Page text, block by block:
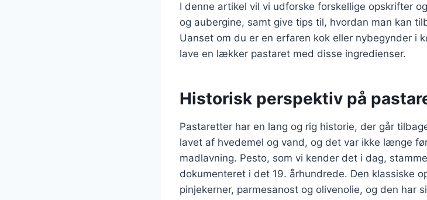
I denne artikel vil vi udforske forskellige opskrifter
og aubergine, samt give tips til, hvordan man kan
Uanset om du er en erfaren kok eller nybegynder i
lave en lækker pastaret med disse ingredienser.
Historisk perspektiv på
Pastaretter har en lang og rig historie, der går
lavet af hvedemel og vand, og det var ikke længe
madlavning. Pesto, som vi kender det i dag,
dokumenteret i det 19. århundrede. Den klassiske
pinjekerner, parmesanost og olivenolie, og den har